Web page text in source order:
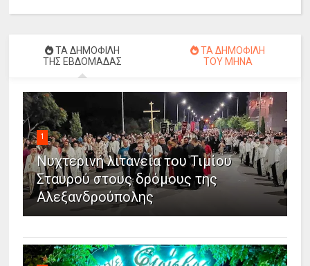
ΤΑ ΔΗΜΟΦΙΛΗ
ΤΗΣ ΕΒΔΟΜΑΔΑΣ
ΤΑ ΔΗΜΟΦΙΛΗ
ΤΟΥ ΜΗΝΑ
1
Νυχτερινή λιτανεία του Τιμίου
Σταυρού στους δρόμους της
Αλεξανδρούπολης